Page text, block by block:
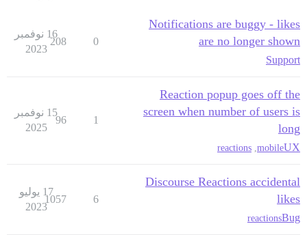
Notifications are buggy - likes
are no longer shown
Support
0
208
16 نوفمبر
2023
Reaction popup goes off the
screen when number of users is
long
UX
mobile
reactions
1
96
15 نوفمبر
2025
Discourse Reactions accidental
likes
Bug
reactions
6
1057
17 يوليو
2023